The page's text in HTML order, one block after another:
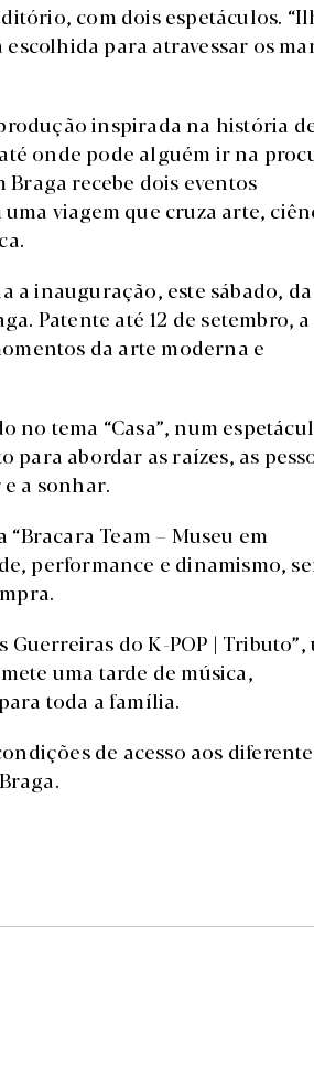
com dois espetáculos.
para atravessar os
inspirada na história
onde pode alguém ir na
recebe dois eventos
viagem que cruza arte,
inauguração, este sábado, da
Patente até 12 de setembro, a
da arte moderna e
no tema “Casa”, num
abordar as raízes, as
a sonhar.
Team – Museu em
performance e dinamismo,
do K-POP | Tributo”,
uma tarde de música,
toda a família.
de acesso aos